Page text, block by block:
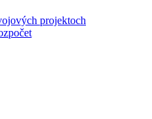
projektoch